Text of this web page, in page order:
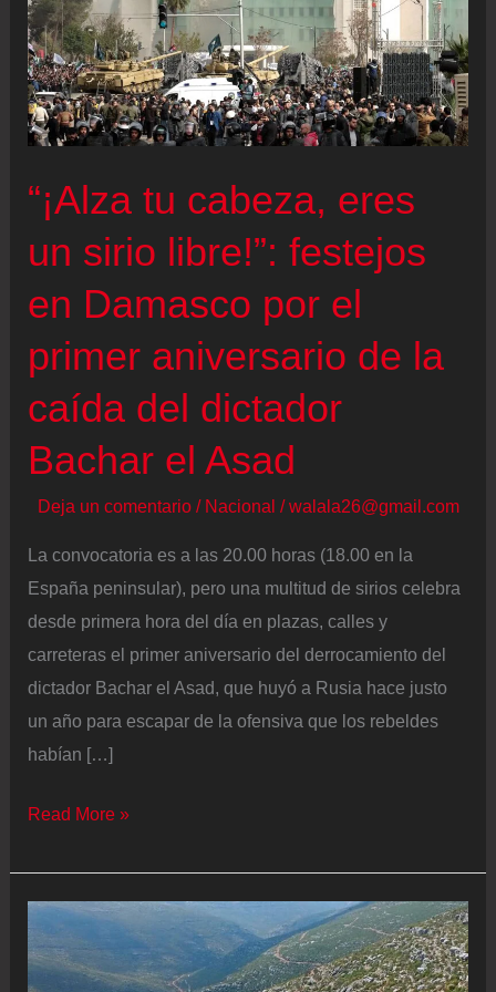
“¡Alza tu cabeza, eres
un sirio libre!”: festejos
en Damasco por el
primer aniversario de la
caída del dictador
Bachar el Asad
Deja un comentario / Nacional /walala26@gmail.com
La convocatoria es a las 20.00 horas (18.00 en la
España peninsular), pero una multitud de sirios celebra
desde primera hora del día en plazas, calles y
carreteras el primer aniversario del derrocamiento del
dictador Bachar el Asad, que huyó a Rusia hace justo
un año para escapar de la ofensiva que los rebeldes
habían […]
“¡Alza
cabeza,
eres
un
Read More »